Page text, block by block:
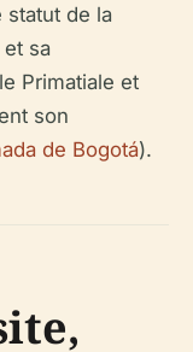
statut de la
sa
Primatiale et
son
de Bogotá).